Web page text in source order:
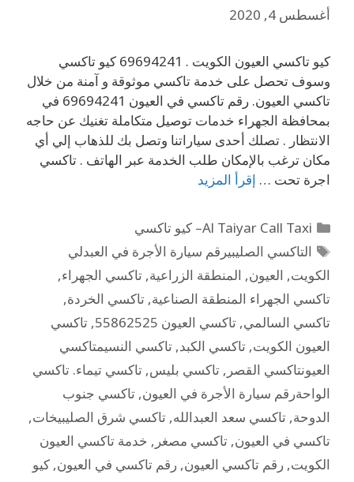
أغسطس 4, 2020
كيو تاكسي العيون الكويت . 69694241 كيو تاكسي
وسوف تحصل على خدمة تاكسي موثوقة و آمنة من خلال
تاكسي العيون. رقم تاكسي في العيون 69694241 في
بمحافظة الجهراء خدمات توصيل متكاملة تغنيك عن حاجه
الانتظار . تصلك أحدى سياراتنا وتصل بك للذهاب إلي أي
مكان ترغب بالإمكان طلب الخدمة عبر الهاتف . تاكسي
اجرة تحت … إقرأ المزيد
Al Taiyar Call Taxi– كيو تاكسي
التاكسي الصليبيرقم سيارة الأجرة في العبدلي
الكويت, العيون, المنطقة الزراعية, تاكسي الجهراء,
تاكسي الجهراء المنطقة الصناعية, تاكسي الخردة,
تاكسي السالمي, تاكسي العيون 55862525 , تاكسي
العيون الكويت, تاكسي الكبد, تاكسي النسيمتاكسي
العيونتاكسي القصر , تاكسي بليس, تاكسي تيماء. تاكسي
الواحةرقم سيارة الأجرة في العيون, تاكسي جنوب
الدوحة, تاكسي سعد العبدالله, تاكسي شرق الصليبيخات,
تاكسي في العيون, تاكسي مصغر , خدمة تاكسي العيون
الكويت, رقم تاكسي العيون, رقم تاكسي في العيون, كيو